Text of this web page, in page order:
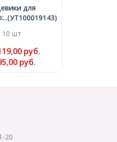
...(УТ100019143)
для
Диаметр 2мм,
10 шт
руб.
руб.
20